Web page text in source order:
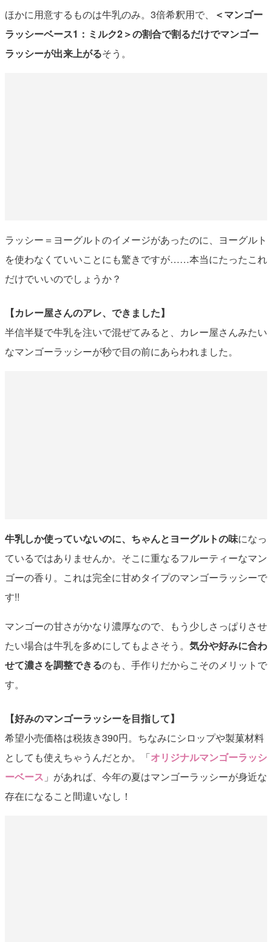
ほかに用意するものは牛乳のみ。3倍希釈用で、
＜マンゴー
ラッシーベース1：ミルク2＞の割合で割るだけでマンゴー
ラッシーが出来上がるそう。
ラッシー＝ヨーグルトのイメージがあったのに、ヨーグルト
を使わなくていいことにも驚きですが……本当にたったこれ
だけでいいのでしょうか？
【カレー屋さんのアレ、できました】
半信半疑で牛乳を注いで混ぜてみると、カレー屋さんみたい
なマンゴーラッシーが秒で目の前にあらわれました。
牛乳しか使っていないのに、ちゃんとヨーグルトの味になっ
ているではありませんか。そこに重なるフルーティーなマン
ゴーの香り。これは完全に甘めタイプのマンゴーラッシーで
す!!
マンゴーの甘さがかなり濃厚なので、もう少しさっぱりさせ
たい場合は牛乳を多めにしてもよさそう。 気分や好みに合わ
せて濃さを調整できるのも、手作りだからこそのメリットで
す。
【好みのマンゴーラッシーを目指して】
希望小売価格は税抜き390円。ちなみにシロップや製菓材料
としても使えちゃうんだとか。「オリジナルマンゴーラッシ
ーベース 」があれば、今年の夏はマンゴーラッシーが身近な
存在になること間違いなし！